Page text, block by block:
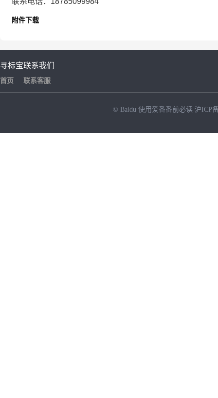
附件下载
寻标宝
首页
联系我们
联系客服
© Baidu 使用爱番番前必读 沪ICP